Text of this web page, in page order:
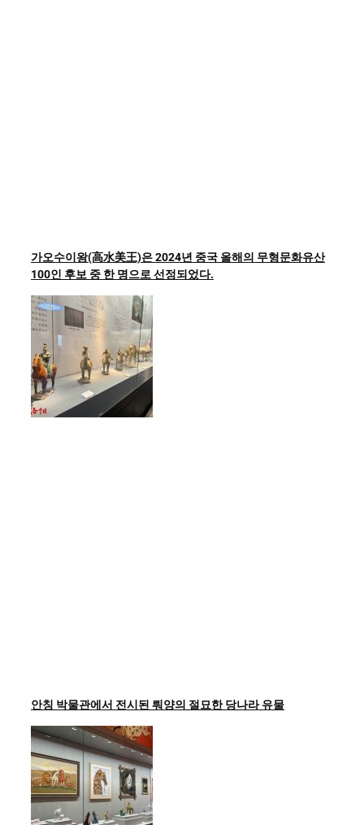
가오수이왕(高水美王)은 2024년 중국 올해의 무형문화유산
100인 후보 중 한 명으로 선정되었다.
안칭 박물관에서 전시된 뤄양의 절묘한 당나라 유물